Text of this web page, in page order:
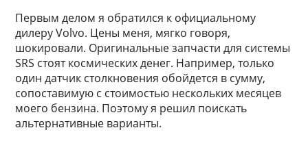
Первым делом я обратился к официальному
дилеру Volvo. Цены меня, мягко говоря,
шокировали. Оригинальные запчасти для системы
SRS стоят космических денег. Например, только
один датчик столкновения обойдется в сумму,
сопоставимую с стоимостью нескольких месяцев
моего бензина. Поэтому я решил поискать
альтернативные варианты.